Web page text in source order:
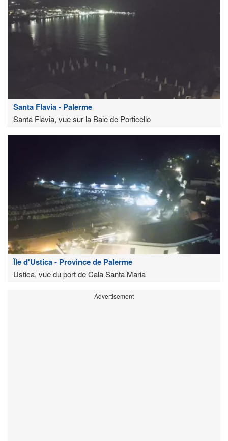
Santa Flavia - Palerme
Santa Flavia, vue sur la Baie de Porticello
Île d'Ustica - Province de Palerme
Ustica, vue du port de Cala Santa Maria
Advertisement